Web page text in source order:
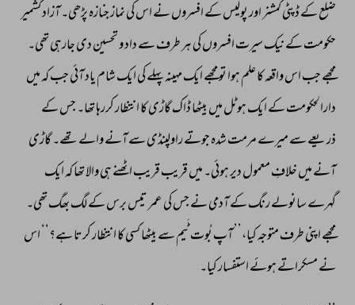
ضلع کے ڈپٹی کمشنر اور پولیس کے افسروں نے اس کی نماز جنازہ پڑھی۔ آزاد کشمیر
حکومت کے نیک سیرت افسروں کی ہر طرف سے داد و تحسین دی جارہی تھی۔
مجھے جب اس واقعہ کا علم ہوا تو مجھے ایک مہینہ پہلے کی ایک شام یاد آئی جب کہ میں
دارالحکومت کے ایک ہوٹل میں بیٹھا ڈاک گاڑی کا انتظار کررہا تھا۔ جس کے
ذریعے سے میرے مرمت شدہ جوتے راولپنڈی سے آنے والے تھے۔ گاڑی
آنے میں خلافِ معمول دیر ہوئی۔ میں قریب قریب اٹھنے ہی والا تھا کہ ایک
گہرے سانولے رنگ کے آدمی نے جس کی عمر تیس برس کے لگ بھگ تھی۔
مجھے اپنی طرف متوجہ کیا،’’ آپ بُوت ٹَیم سے بیٹھا کسی کا انتظار کرتا ہے؟‘‘ اس
نے مسکراتے ہوئے استفسار کیا۔